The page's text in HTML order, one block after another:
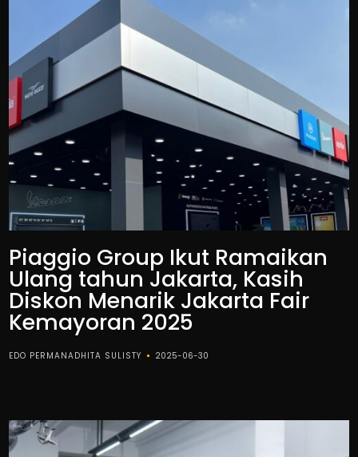
Piaggio Group Ikut Ramaikan
Ulang tahun Jakarta, Kasih
Diskon Menarik Jakarta Fair
Kemayoran 2025
EDO PERMANADHITA SULISTY 2025-06-30